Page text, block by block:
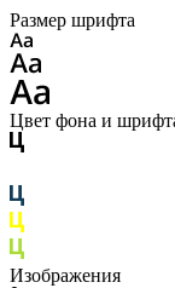
Размер шрифта
Цвет фона и
Изображения